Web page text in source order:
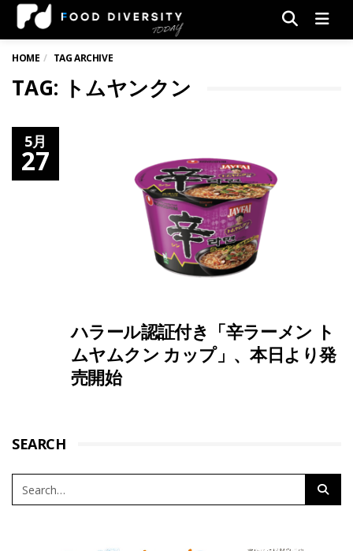
HOME TAG ARCHIVE
TAG: トムヤンクン
5月
27
ハラール認証付き「辛ラーメン ト
ムヤムクン カップ」、本日より発
売開始
SEARCH